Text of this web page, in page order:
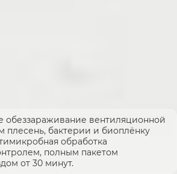
обеззараживание вентиляционной
плесень, бактерии и биоплёнку
обработка
полным пакетом
от 30 минут.